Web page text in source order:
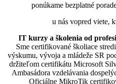
ponúkame bezplatné
u nás vopred viete,
IT kurzy a školenia od
Sme certifikované školiace
výskumu, vývoja a mládeže SR
držiteľom certifikátu Microsoft
Ambasádora vzdelávania
Oficiálne MikroTik